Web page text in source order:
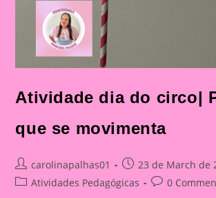
Atividade dia do circo|
que se movimenta
Post
author:
carolinapalhas01
Post
published:
23 de March de
PostAtividades Pedagógicas
Post0